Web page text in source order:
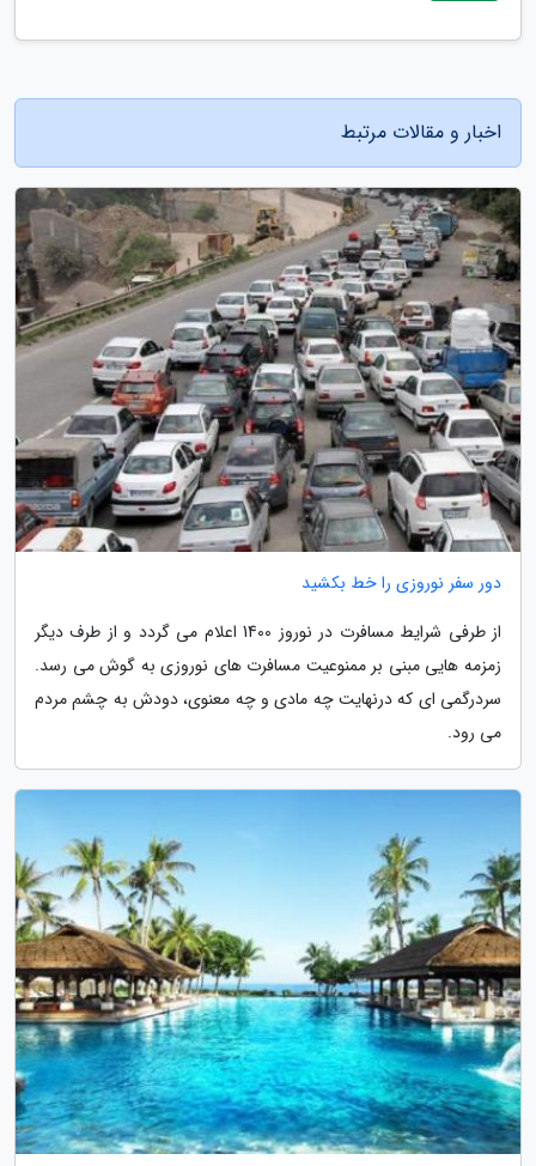
اخبار و مقالات مرتبط
دور سفر نوروزی را خط بکشید
از طرفی شرایط مسافرت در نوروز 1400 اعلام می گردد و از طرف دیگر
زمزمه هایی مبنی بر ممنوعیت مسافرت های نوروزی به گوش می رسد.
سردرگمی ای که درنهایت چه مادی و چه معنوی، دودش به چشم مردم
می رود.